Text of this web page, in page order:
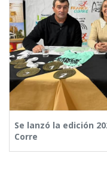
Se lanzó la edición
Corre